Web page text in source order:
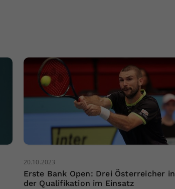
20.10.2023
Erste Bank Open: Drei Österreicher in
der Qualifikation im Einsatz